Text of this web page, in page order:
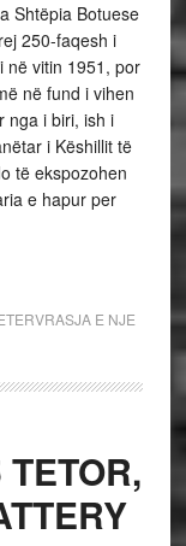
Shtëpia Botuese
250-faqesh i
në vitin 1951, por
në fund i vihen
nga i biri, ish i
i Këshillit të
të ekspozohen
e hapur per
E NJE